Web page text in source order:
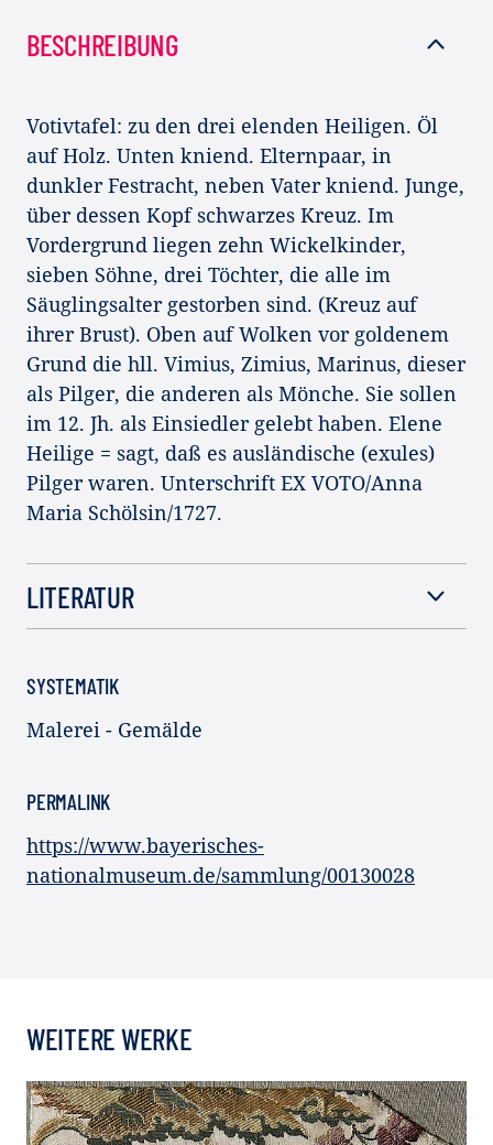
BESCHREIBUNG
Votivtafel: zu den drei elenden Heiligen. Öl
auf Holz. Unten kniend. Elternpaar, in
dunkler Festracht, neben Vater kniend. Junge,
über dessen Kopf schwarzes Kreuz. Im
Vordergrund liegen zehn Wickelkinder,
sieben Söhne, drei Töchter, die alle im
Säuglingsalter gestorben sind. (Kreuz auf
ihrer Brust). Oben auf Wolken vor goldenem
Grund die hll. Vimius, Zimius, Marinus, dieser
als Pilger, die anderen als Mönche. Sie sollen
im 12. Jh. als Einsiedler gelebt haben. Elene
Heilige = sagt, daß es ausländische (exules)
Pilger waren. Unterschrift EX VOTO/Anna
Maria Schölsin/1727.
LITERATUR
SYSTEMATIK
Malerei - Gemälde
PERMALINK
https://www.bayerisches-
nationalmuseum.de/sammlung/00130028
WEITERE WERKE